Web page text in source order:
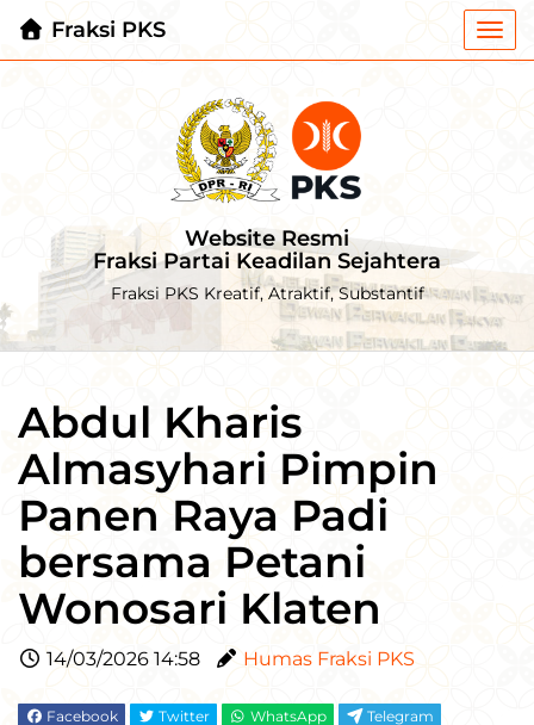
Fraksi PKS
Website Resmi
Fraksi Partai Keadilan Sejahtera
Fraksi PKS Kreatif, Atraktif, Substantif
Abdul Kharis
Almasyhari Pimpin
Panen Raya Padi
bersama Petani
Wonosari Klaten
14/03/2026 14:58 Humas Fraksi PKS
Facebook Twitter WhatsApp Telegram